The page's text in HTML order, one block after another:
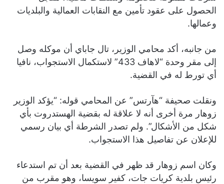
الحصول على عقود تأمين مع النقابات العمالية والبلديات
وعمالها.
من جانبه، أكد محامي الوزير، تال جاباي أن موكله وصل
إلى مقر وحدة “لاهاف 433” لاستكمال الاستجواب، نافيا
أي تورط له في القضية.
ونقلت صحيفة “هآرتس” عن المحامي قوله: “يؤكد الوزير
زوهار مرة أخرى أنه لا علاقة له بقضية الهستدروت بأي
شكل من الأشكال”. ولم تصدر الشرطة أي بيان رسمي
للإعلان عن تفاصيل هذا الاستجواب.
وكان اسم زوهار قد ظهر في القضية بعد أن تم استدعاء
رئيس بلدية كريات جات، كفير سويسا، وهو مقرب من